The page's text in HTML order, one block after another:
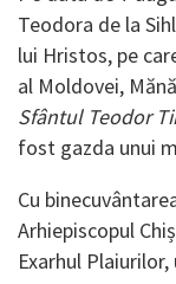
Teodora de la
lui Hristos, pe
al Moldovei,
Sfântul Teodor
fost gazda unui
Cu
Arhiepiscopul
Exarhul